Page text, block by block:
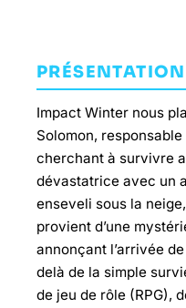
PRÉSENTATION
Impact Winter nous
Solomon,
cherchant à survivre
dévastatrice avec un
enseveli sous la
provient d’une
annonçant l’arrivée
delà de la simple
de jeu de rôle (RPG),